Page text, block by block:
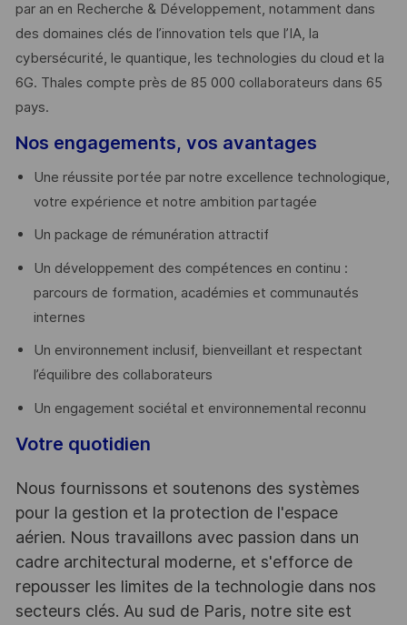
par an en Recherche & Développement, notamment dans
des domaines clés de l’innovation tels que l’IA, la
cybersécurité, le quantique, les technologies du cloud et la
6G. Thales compte près de 85 000 collaborateurs dans 65
pays. ​
Nos engagements, vos avantages
Une réussite portée par notre excellence technologique,
votre expérience et notre ambition partagée
Un package de rémunération attractif
Un développement des compétences en continu :
parcours de formation, académies et communautés
internes
Un environnement inclusif, bienveillant et respectant
l’équilibre des collaborateurs
Un engagement sociétal et environnemental reconnu
Votre quotidien
Nous fournissons et soutenons des systèmes
pour la gestion et la protection de l'espace
aérien. Nous travaillons avec passion dans un
cadre architectural moderne, et s'efforce de
repousser les limites de la technologie dans nos
secteurs clés. Au sud de Paris, notre site est